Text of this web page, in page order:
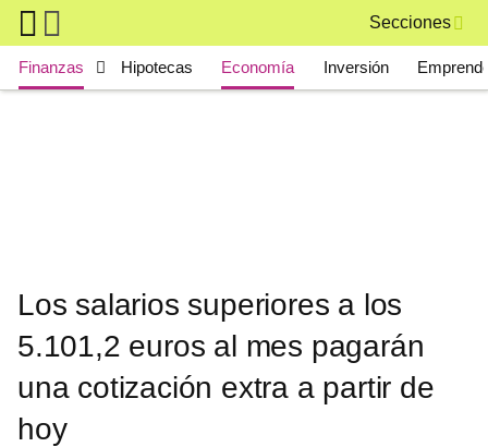
Skip to main content
Secciones
Main navigation
Finanzas Hipotecas Economía Inversión
Los salarios superiores a los
5.101,2 euros al mes pagarán
una cotización extra a partir de
hoy